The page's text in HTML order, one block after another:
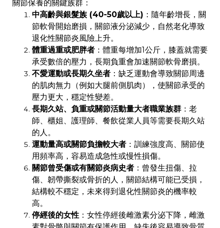
關節保養的關鍵族群：
中高齡與銀髮族 (40-50歲以上) ：隨年齡增長，關
節軟骨開始磨損，關節液分泌減少，自然老化導致
退化性關節炎風險上升。
體重過重或肥胖者 ：體重每增加1公斤，膝蓋就需要
承受數倍的壓力，長期負重會加速關節軟骨磨損。
不愛運動或長期久坐者 ：缺乏運動會導致關節周邊
的肌肉無力（例如大腿前側肌肉），使關節承受的
壓力更大，穩定性變差。
長期久站、負重或關節活動量大者職業族群 ：老
師、櫃姐、護理師、餐飲從業人員等需要長期久站
的人。
運動量高或關節負擔較大者 ：訓練強度高、關節使
用頻率高，容易造成急性或慢性損傷。
關節曾受傷或有關節炎病史者 ：曾發生扭傷、拉
傷、韌帶撕裂或骨折的人，關節結構可能已受損，
結構較不穩定，未來得到退化性關節炎的機率較
高。
停經後的女性 ：女性停經後雌激素分泌下降，雌激